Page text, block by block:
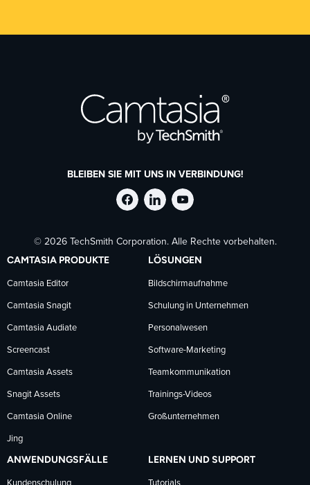
BLEIBEN SIE MIT UNS IN VERBINDUNG!
TechSmith
auf
Facebook
folgen
TechSmith
auf
LinkedIn
folgen
TechSmith
auf
YouTube
folgen
© 2026 TechSmith Corporation. Alle Rechte vorbehalten.
CAMTASIA PRODUKTE
Camtasia Editor
Camtasia Snagit
Camtasia Audiate
Screencast
Camtasia Assets
Snagit Assets
Camtasia Online
Jing
LÖSUNGEN
Bildschirmaufnahme
Schulung in Unternehmen
Personalwesen
Software-Marketing
Teamkommunikation
Trainings-Videos
Großunternehmen
ANWENDUNGSFÄLLE LERNEN UND SUPPORT